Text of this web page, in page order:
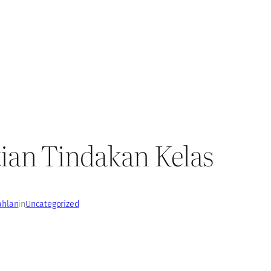
Tindakan Kelas
inUncategorized